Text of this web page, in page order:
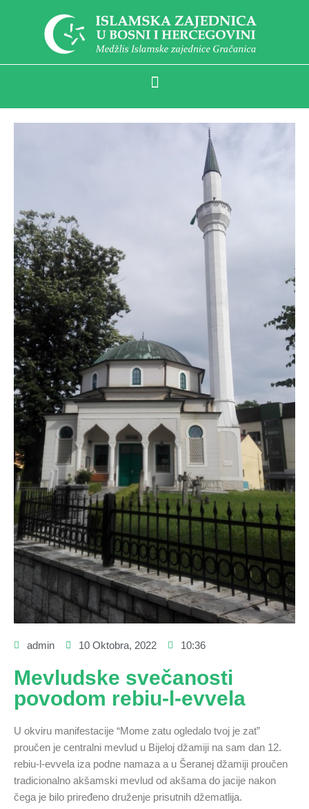
admin 10 Oktobra, 2022 10:36
Mevludske svečanosti
povodom rebiu-l-evvela
U okviru manifestacije “Mome zatu ogledalo tvoj je zat”
proučen je centralni mevlud u Bijeloj džamiji na sam dan 12.
rebiu-l-evvela iza podne namaza a u Šeranej džamiji proučen
tradicionalno akšamski mevlud od akšama do jacije nakon
čega je bilo priređeno druženje prisutnih džematlija.